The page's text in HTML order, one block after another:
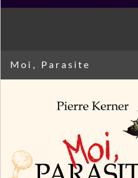
Moi, Parasite